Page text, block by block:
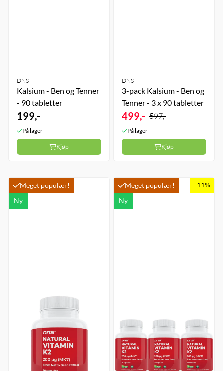
DNS
Kalsium - Ben og Tenner
- 90 tabletter
199,-
På lager
Kjøp
DNS
3-pack Kalsium - Ben og
Tenner - 3 x 90 tabletter
499,- 597,-
På lager
Kjøp
Meget populær!
Ny
Meget populær!
-11%
Ny